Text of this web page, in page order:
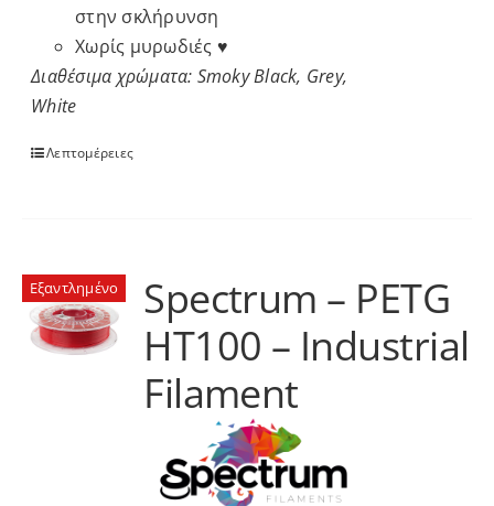
στην σκλήρυνση
Χωρίς μυρωδιές ♥
Διαθέσιμα χρώματα: Smoky Black, Grey,
White
Λεπτομέρειες
Εξαντλημένο
Spectrum – PETG
HT100 – Industrial
Filament